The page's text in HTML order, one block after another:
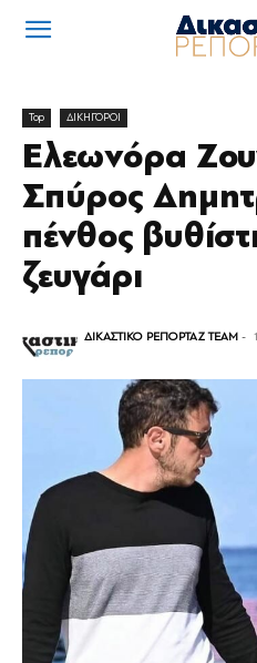
Top ΔΙΚΗΓΟΡΟΙ
Ελεωνόρα
Σπύρος
πένθος
ζευγάρι
ΔΙΚΑΣΤΙΚΟ ΡΕΠΟΡΤΑΖ TEAM -